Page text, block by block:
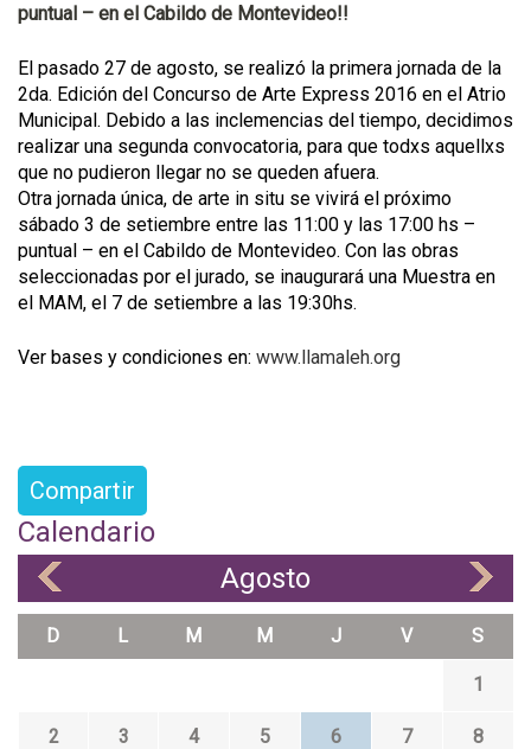
puntual – en el Cabildo de Montevideo!!
El pasado 27 de agosto, se realizó la primera jornada de la
2da. Edición del Concurso de Arte Express 2016 en el Atrio
Municipal. Debido a las inclemencias del tiempo, decidimos
realizar una segunda convocatoria, para que todxs aquellxs
que no pudieron llegar no se queden afuera.
Otra jornada única, de arte in situ se vivirá el próximo
sábado 3 de setiembre entre las 11:00 y las 17:00 hs –
puntual – en el Cabildo de Montevideo. Con las obras
seleccionadas por el jurado, se inaugurará una Muestra en
el MAM, el 7 de setiembre a las 19:30hs.
Ver bases y condiciones en: www.llamaleh.org
Compartir
Calendario
Agosto
D L M M J V S
1
2 3 4 5 6 7 8